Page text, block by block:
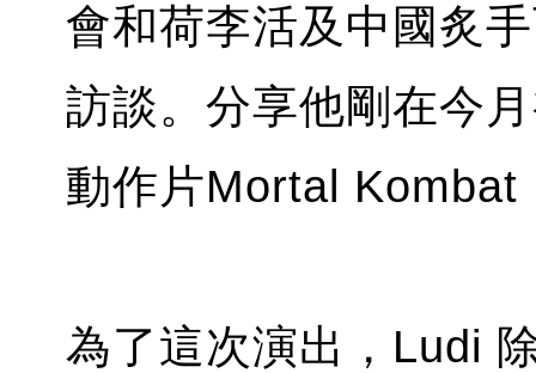
會和荷李活及中國炙
訪談。分享他剛在今
動作片Mortal Kombat
為了這次演出，Ludi